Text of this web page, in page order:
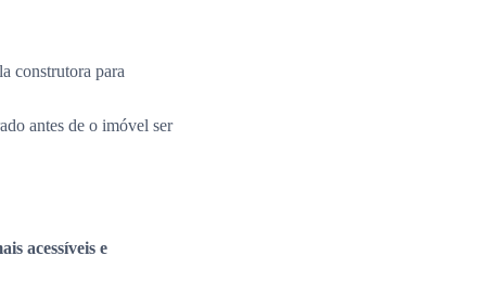
construtora para
antes de o imóvel ser
acessíveis e